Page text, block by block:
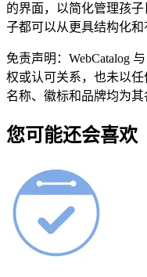
的界面，以简化管理孩
子都可以从更具结构化和
免责声明：WebCatalog
权或认可关系，也未以
名称、徽标和品牌均为其
您可能还会喜欢